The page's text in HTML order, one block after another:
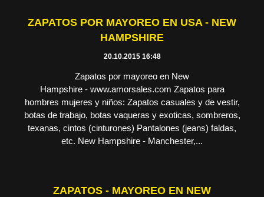
ZAPATOS POR MAYOREO EN USA - NEW
HAMPSHIRE
20.10.2015 16:48
Zapatos por mayoreo en New
Hampshire - www.amorsales.com Zapatos para
hombres mujeres y niños: Zapatos casuales y de vestir,
botas de trabajo, botas vaqueras y exoticas, sombreros,
texanas, cintos (cinturones) Pantalones (jeans) faldas,
etc. New Hampshire - Manchester,...
ZAPATOS - MAYOREO EN NEW